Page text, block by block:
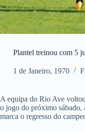
Plantel treinou com 5
1 de Janeiro, 1970
A equipa do Rio Ave
o jogo do próximo sábado,
marca o regresso do